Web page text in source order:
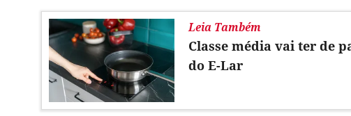
Leia Também
Classe média vai ter de
do E-Lar